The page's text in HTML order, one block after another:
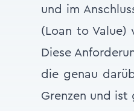
und im
(Loan to Value)
Diese
die genau
Grenzen und ist